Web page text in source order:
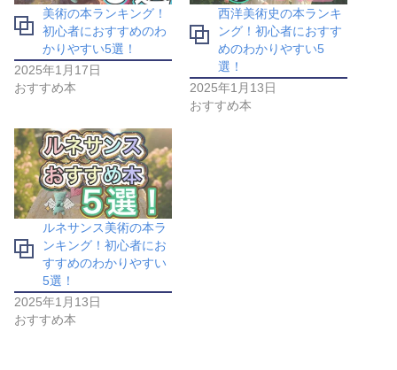
美術の本ランキング！
初心者におすすめのわ
かりやすい5選！
2025年1月17日
おすすめ本
西洋美術史の本ランキ
ング！初心者におすす
めのわかりやすい5
選！
2025年1月13日
おすすめ本
ルネサンス美術の本ラ
ンキング！初心者にお
すすめのわかりやすい
5選！
2025年1月13日
おすすめ本